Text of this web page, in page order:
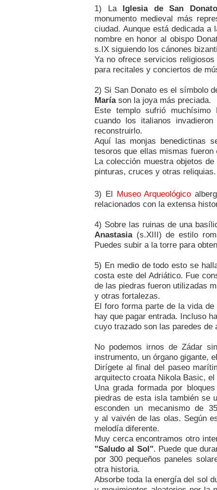
1) La Iglesia de San Donato
monumento medieval más
ciudad. Aunque está dedicada
nombre en honor al obispo
s.IX siguiendo los cánones
Ya no ofrece servicios
para recitales y conciertos de
2) Si San Donato es el símbolo
Maríason la joya más preciada.
Este templo sufrió
cuando los italianos
reconstruirlo.
Aquí las monjas benedictinas
tesoros que ellas mismas
La colección muestra objetos
pinturas, cruces y otras reliquias.
3) El Museo Arqueológico
relacionados con la extensa
4) Sobre las ruinas de una
Anastasia(s.XIII) de estilo
Puedes subir a la torre para
5) En medio de todo esto se
costa este del Adriático. Fue
de las piedras fueron utilizadas
y otras fortalezas.
El foro forma parte de la vida
hay que pagar entrada. Incluso
cuyo trazado son las paredes de
No podemos irnos de Zádar
instrumento, un órgano gigante,
Dirígete al final del paseo
arquitecto croata Nikola Basic, el
Una grada formada por
piedras de esta isla también se
esconden un mecanismo de
y al vaivén de las olas. Según
melodía diferente.
Muy cerca encontramos otro
"Saludo al Sol". Puede que
por 300 pequeños paneles
otra historia.
Absorbe toda la energía del sol